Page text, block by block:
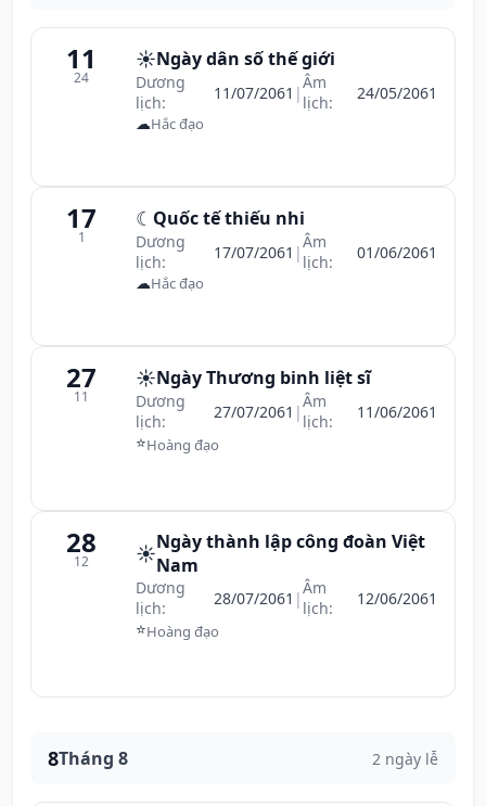
11
24
☀️Ngày dân số thế giới
Dương
lịch:
11/07/2061 |Âm
lịch:
24/05/2061
☁Hắc đạo
17
1
☾ Quốc tế thiếu nhi
Dương
lịch:
17/07/2061 |Âm
lịch:
01/06/2061
☁Hắc đạo
27
11
☀️Ngày Thương binh liệt sĩ
Dương
lịch:
27/07/2061 |Âm
lịch:
11/06/2061
⭐Hoàng đạo
28
12 ☀️Ngày thành lập công đoàn Việt
Nam
Dương
lịch:
28/07/2061 |Âm
lịch:
12/06/2061
⭐Hoàng đạo
8Tháng 8 2 ngày lễ